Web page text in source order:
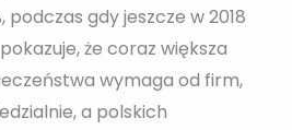
podczas gdy jeszcze w 2018
że coraz większa
wymaga od firm,
a polskich